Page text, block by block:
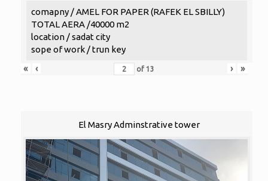
comapny / AMEL FOR PAPER (RAFEK EL SBILLY)
TOTAL AERA /40000 m2
location / sadat city
sope of work / trun key
«
‹ of 13 › »
El Masry Adminstrative tower